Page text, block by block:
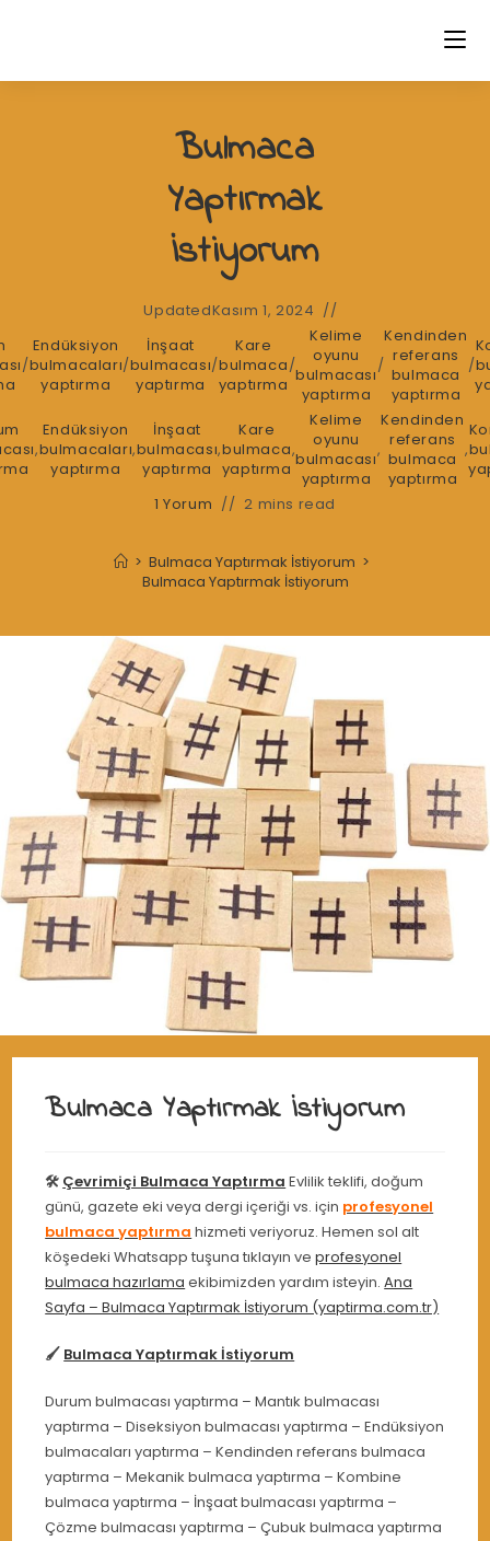
Bulmaca
Yaptırmak
İstiyorum
UpdatedKasım 1, 2024
/
Endüksiyon
bulmacaları
yaptırma
/
İnşaat
bulmacası
yaptırma
/
Kare
bulmaca
yaptırma
/
Kelime
oyunu
bulmacası
yaptırma
/
Kendinden
referans
bulmaca
yaptırma
/
,
Endüksiyon
bulmacaları
yaptırma
,
İnşaat
bulmacası
yaptırma
,
Kare
bulmaca
yaptırma
,
Kelime
oyunu
bulmacası
yaptırma
,
Kendinden
referans
bulmaca
yaptırma
,
1 Yorum
2 mins read
> Bulmaca Yaptırmak İstiyorum >
Bulmaca Yaptırmak İstiyorum
Bulmaca Yaptırmak İstiyorum
🛠️ Çevrimiçi Bulmaca Yaptırma Evlilik teklifi, doğum
günü, gazete eki veya dergi içeriği vs. için profesyonel
bulmaca yaptırma hizmeti veriyoruz. Hemen sol alt
köşedeki Whatsapp tuşuna tıklayın veprofesyonel
bulmaca hazırlama ekibimizden yardım isteyin.Ana
Sayfa – Bulmaca Yaptırmak İstiyorum (yaptirma.com.tr)
🖌️ Bulmaca Yaptırmak İstiyorum
Durum bulmacası yaptırma – Mantık bulmacası
yaptırma – Diseksiyon bulmacası yaptırma – Endüksiyon
bulmacaları yaptırma – Kendinden referans bulmaca
yaptırma – Mekanik bulmaca yaptırma – Kombine
bulmaca yaptırma – İnşaat bulmacası yaptırma –
Çözme bulmacası yaptırma – Çubuk bulmaca yaptırma